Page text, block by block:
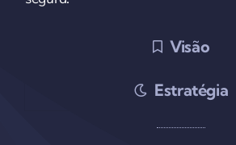
Visão
Estratégia